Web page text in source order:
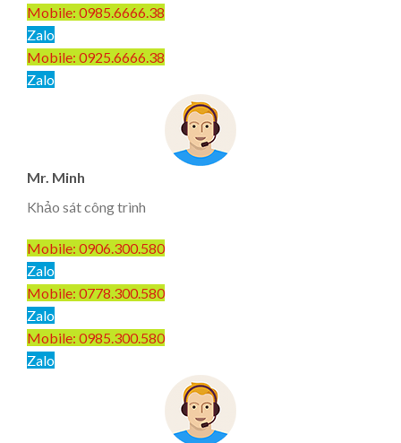
Mobile: 0985.6666.38
Zalo
Mobile: 0925.6666.38
Zalo
Mr. Minh
Khảo sát công trình
Mobile: 0906.300.580
Zalo
Mobile: 0778.300.580
Zalo
Mobile: 0985.300.580
Zalo